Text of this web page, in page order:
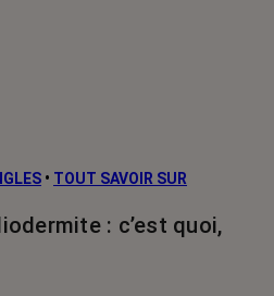
• TOUT SAVOIR SUR
: c’est quoi,